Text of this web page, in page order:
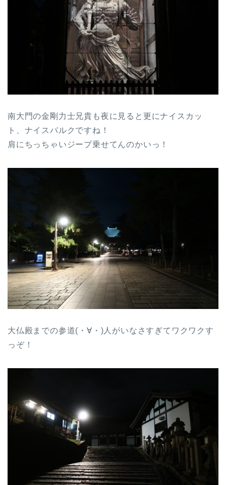
南大門の金剛力士兄貴も夜に見ると更にナイスカッ
ト、ナイスバルクですね！
肩にちっちゃいジープ乗せてんのかいっ！
大仏殿までの参道(・∀・)人がいなさすぎてワクワクす
っぞ！